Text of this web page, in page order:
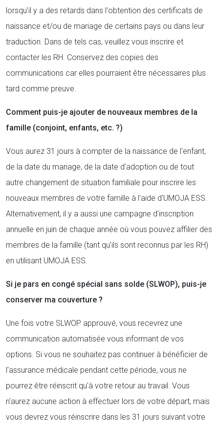
lorsqu'il y a des retards dans l'obtention des certificats de
naissance et/ou de mariage de certains pays ou dans leur
traduction. Dans de tels cas, veuillez vous inscrire et
contacter les RH. Conservez des copies des
communications car elles pourraient être nécessaires plus
tard comme preuve.
Comment puis-je ajouter de nouveaux membres de la
famille (conjoint, enfants, etc. ?)
Vous aurez 31 jours à compter de la naissance de l'enfant,
de la date du mariage, de la date d'adoption ou de tout
autre changement de situation familiale pour inscrire les
nouveaux membres de votre famille à l'aide d'UMOJA ESS.
Alternativement, il y a aussi une campagne d'inscription
annuelle en juin de chaque année où vous pouvez affilier des
membres de la famille (tant qu'ils sont reconnus par les RH)
en utilisant UMOJA ESS.
Si je pars en congé spécial sans solde (SLWOP), puis-je
conserver ma couverture ?
Une fois votre SLWOP approuvé, vous recevrez une
communication automatisée vous informant de vos
options. Si vous ne souhaitez pas continuer à bénéficier de
l'assurance médicale pendant cette période, vous ne
pourrez être réinscrit qu'à votre retour au travail. Vous
n'aurez aucune action à effectuer lors de votre départ, mais
vous devrez vous réinscrire dans les 31 jours suivant votre